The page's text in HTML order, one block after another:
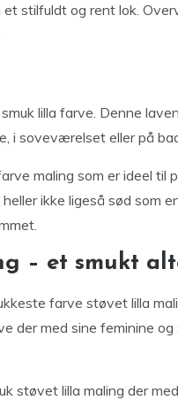
stilfuldt og rent lok.
lilla farve. Denne
i soveværelset eller på
maling som er ideel
ikke ligeså sød som
– et smukt
farve støvet lilla
der med sine feminine
støvet lilla maling der